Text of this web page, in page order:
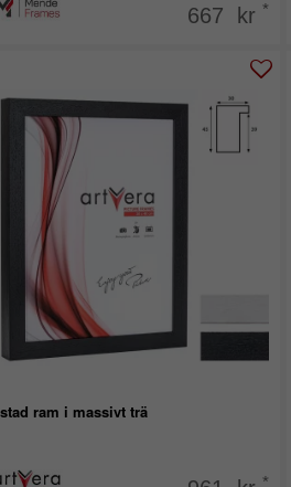
667 kr *
ram i massivt trä
*